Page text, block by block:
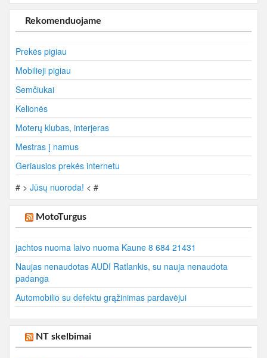
Rekomenduojame
Prekės pigiau
Mobilieji pigiau
Semčiukai
Kelionės
Moterų klubas, interjeras
Mestras į namus
Geriausios prekės internetu
# > Jūsų nuoroda! < #
MotoTurgus
jachtos nuoma laivo nuoma Kaune 8 684 21431
Naujas nenaudotas AUDI Ratlankis, su nauja nenaudota
padanga
Automobilio su defektu grąžinimas pardavėjui
NT skelbimai